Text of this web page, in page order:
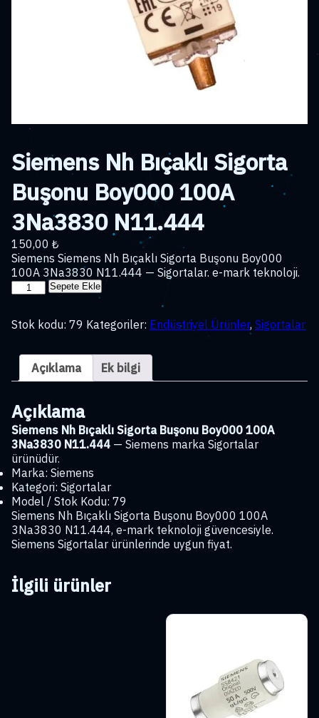
Siemens Nh Bıçaklı Sigorta
Buşonu Boy000 100A
3Na3830 N11.444
150,00 ₺
Siemens Siemens Nh Bıçaklı Sigorta Buşonu Boy000
100A 3Na3830 N11.444 — Sigortalar. e-mark teknoloji.
Siemens
Sigorta
Boy000
100A
3Na3830
adet
Sepete Ekle
Stok kodu: 79 Kategoriler: Endüstriyel Ürünler, Sigortalar
Açıklama Ek bilgi
Açıklama
Siemens Nh Bıçaklı Sigorta Buşonu Boy000 100A
3Na3830 N11.444 — Siemens marka Sigortalar
ürünüdür.
Marka: Siemens
Kategori: Sigortalar
Model / Stok Kodu: 79
Siemens Nh Bıçaklı Sigorta Buşonu Boy000 100A
3Na3830 N11.444, e-mark teknoloji güvencesiyle.
Siemens Sigortalar ürünlerinde uygun fiyat.
İlgili ürünler